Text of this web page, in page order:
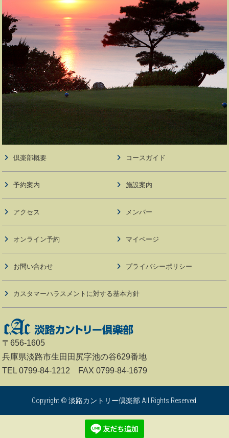
倶楽部概要 コースガイド
予約案内 施設案内
アクセス メンバー
オンライン予約 マイページ
お問い合わせ プライバシーポリシー
カスタマーハラスメントに対する基本方針
〒656-1605
兵庫県淡路市生田田尻字池の谷629番地
TEL 0799-84-1212 FAX 0799-84-1679
Copyright © 淡路カントリー倶楽部 All Rights Reserved.